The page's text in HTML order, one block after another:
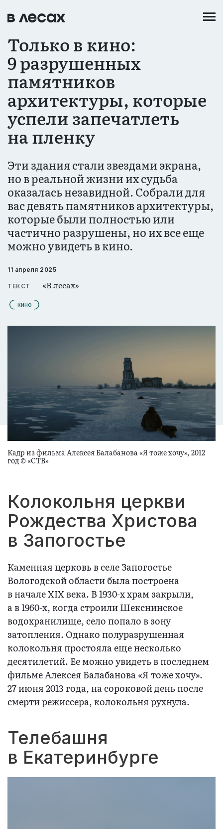
содержанию
Только в кино:
9 разрушенных
памятников
архитектуры, которые
успели запечатлеть
на пленку
Эти здания стали звездами экрана,
но в реальной жизни их судьба
оказалась незавидной. Собрали для
вас девять памятников архитектуры,
которые были полностью или
частично разрушены, но их все еще
можно увидеть в кино.
11 апреля 2025
ТЕКСТ «В лесах»
кино
Кадр из фильма Алексея Балабанова «Я тоже хочу», 2012
год © «СТВ»
Колокольня церкви
Рождества Христова
в Запогостье
Каменная церковь в селе Запогостье
Вологодской области была построена
в начале XIX века. В 1930-х храм закрыли,
а в 1960-х, когда строили Шекснинское
водохранилище, село попало в зону
затопления. Однако полуразрушенная
колокольня простояла еще несколько
десятилетий. Ее можно увидеть в последнем
фильме Алексея Балабанова «Я тоже хочу».
27 июня 2013 года, на сороковой день после
смерти режиссера, колокольня рухнула.
Телебашня
в Екатеринбурге